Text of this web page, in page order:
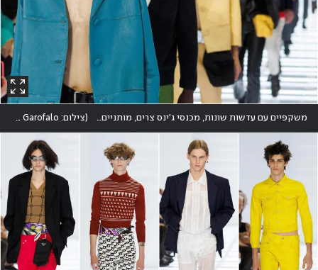
משקפיים עם עדשות שונות, מכנסי ג'ינס צרים, מותניים מודגשים וצבעוניות משגעת בלטו על המסלול של פראדה (צילום: Reuters/Alessandro Garofalo